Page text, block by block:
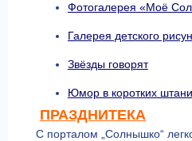
Фотогалерея «Моё
Галерея детского
Звёзды говорят
Юмор в коротких
ПРАЗДНИТЕКА
С порталом „Солнышко“